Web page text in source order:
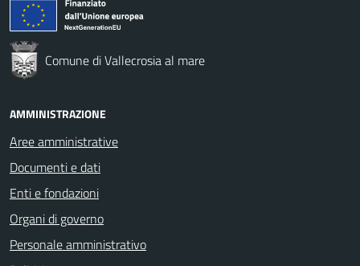
Comune di Vallecrosia al mare
AMMINISTRAZIONE
Aree amministrative
Documenti e dati
Enti e fondazioni
Organi di governo
Personale amministrativo